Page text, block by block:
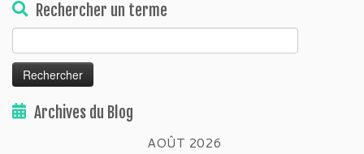
Rechercher un terme
Archives du Blog
AOÛT 2026